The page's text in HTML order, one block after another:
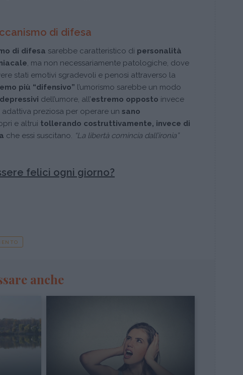
di difesa
di difesa sarebbe caratteristico di personalità
, ma non necessariamente patologiche, dove
stati emotivi sgradevoli e penosi attraverso la
più “difensivo” l’umorismo sarebbe un modo
dell’umore, all’estremo opposto invece
preziosa per operare un sano
e altrui tollerando costruttivamente, invece di
che essi suscitano. “La libertà comincia dall’ironia”
felici ogni giorno?
anche